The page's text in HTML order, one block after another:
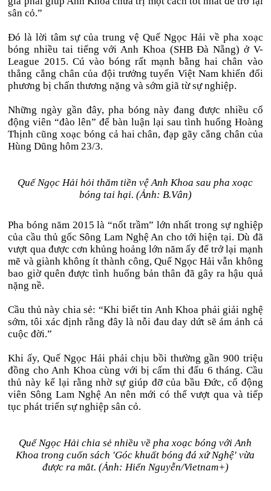
sân cỏ.”
Đó là lời tâm sự của trung vệ Quế Ngọc Hải về pha xoạc
bóng nhiều tai tiếng với Anh Khoa (SHB Đà Nẵng) ở V-
League 2015. Cú vào bóng rất mạnh bằng hai chân vào
thẳng cẳng chân của đội trưởng tuyển Việt Nam khiến đối
phương bị chấn thương nặng và sớm giã từ sự nghiệp.
Những ngày gần đây, pha bóng này đang được nhiều cổ
động viên “đào lên” để bàn luận lại sau tình huống Hoàng
Thịnh cũng xoạc bóng cả hai chân, đạp gãy cẳng chân của
Hùng Dũng hôm 23/3.
Quế Ngọc Hải hỏi thăm tiền vệ Anh Khoa sau pha xoạc
bóng tai hại. (Ảnh: B.Vân)
Pha bóng năm 2015 là “nốt trầm” lớn nhất trong sự nghiệp
của cầu thủ gốc Sông Lam Nghệ An cho tới hiện tại. Dù đã
vượt qua được cơn khủng hoảng lớn năm ấy để trở lại mạnh
mẽ và giành không ít thành công, Quế Ngọc Hải vẫn không
bao giờ quên được tình huống bản thân đã gây ra hậu quả
nặng nề.
Cầu thủ này chia sẻ: “Khi biết tin Anh Khoa phải giải nghệ
sớm, tôi xác định rằng đây là nỗi đau day dứt sẽ ám ảnh cả
cuộc đời.”
Khi ấy, Quế Ngọc Hải phải chịu bồi thường gần 900 triệu
đồng cho Anh Khoa cùng với bị cấm thi đấu 6 tháng. Cầu
thủ này kể lại rằng nhờ sự giúp đỡ của bầu Đức, cổ động
viên Sông Lam Nghệ An nên mới có thể vượt qua và tiếp
tục phát triển sự nghiệp sân cỏ.
Quế Ngọc Hải chia sẻ nhiều về pha xoạc bóng với Anh
Khoa trong cuốn sách 'Góc khuất bóng đá xứ Nghệ' vừa
được ra mắt. (Ảnh: Hiển Nguyễn/Vietnam+)